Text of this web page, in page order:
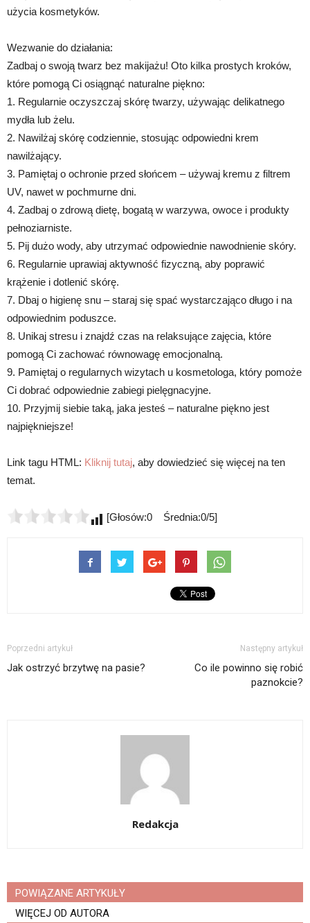
użycia kosmetyków.
Wezwanie do działania:
Zadbaj o swoją twarz bez makijażu! Oto kilka prostych kroków,
które pomogą Ci osiągnąć naturalne piękno:
1. Regularnie oczyszczaj skórę twarzy, używając delikatnego
mydła lub żelu.
2. Nawilżaj skórę codziennie, stosując odpowiedni krem
nawilżający.
3. Pamiętaj o ochronie przed słońcem – używaj kremu z filtrem
UV, nawet w pochmurne dni.
4. Zadbaj o zdrową dietę, bogatą w warzywa, owoce i produkty
pełnoziarniste.
5. Pij dużo wody, aby utrzymać odpowiednie nawodnienie skóry.
6. Regularnie uprawiaj aktywność fizyczną, aby poprawić
krążenie i dotlenić skórę.
7. Dbaj o higienę snu – staraj się spać wystarczająco długo i na
odpowiednim poduszce.
8. Unikaj stresu i znajdź czas na relaksujące zajęcia, które
pomogą Ci zachować równowagę emocjonalną.
9. Pamiętaj o regularnych wizytach u kosmetologa, który pomoże
Ci dobrać odpowiednie zabiegi pielęgnacyjne.
10. Przyjmij siebie taką, jaka jesteś – naturalne piękno jest
najpiękniejsze!
Link tagu HTML: Kliknij tutaj, aby dowiedzieć się więcej na ten
temat.
[Głosów:0 Średnia:0/5]
Poprzedni artykuł
Jak ostrzyć brzytwę na pasie?
Następny artykuł
Co ile powinno się robić
paznokcie?
Redakcja
POWIĄZANE ARTYKUŁY
WIĘCEJ OD AUTORA